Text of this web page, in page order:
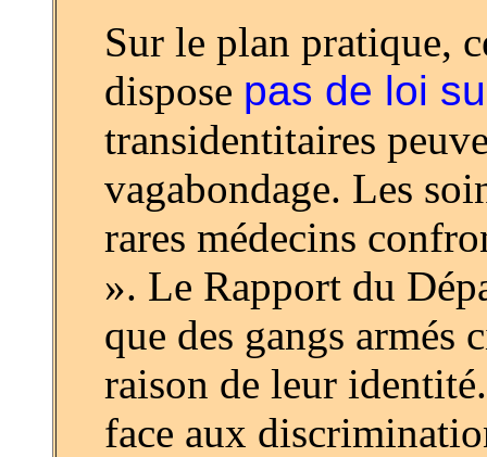
Sur le plan pratique,
dispose pas de loi
transidentitaires
vagabondage. Les
rares médecins
». Le Rapport du
que des gangs
raison de leur
face aux